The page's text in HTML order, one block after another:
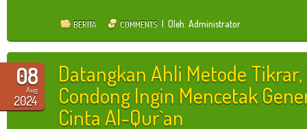
BERITA COMMENTS | Oleh: Administrator
08
Aug
2024
Datangkan Ahli Metode
Condong Ingin Mencetak
Cinta Al-Qur`an